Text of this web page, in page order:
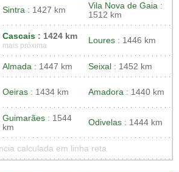
Sintra : 1427 km Vila Nova de Gaia :
1512 km
Cascais : 1424 km
mais próxima
Loures : 1446 km
Almada : 1447 km Seixal : 1452 km
Oeiras : 1434 km Amadora : 1440 km
Guimarães : 1544
km
Odivelas : 1444 km
calculada em linha reta